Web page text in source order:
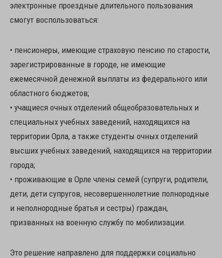
электронные проездные длительного пользования
смогут воспользоваться:
• пенсионеры, имеющие страховую пенсию по старости,
зарегистрированные в городе, не имеющие
ежемесячной денежной выплаты из федерального или
областного бюджетов;
• учащиеся очных отделений общеобразовательных и
специальных учебных заведений, находящихся на
территории Орла, а также студенты очных отделений
высших учебных заведений, находящихся на территории
города;
• проживающие в Орле члены семей (супруги, родители,
дети, дети супругов, несовершеннолетние полнородные
и неполнородные братья и сестры) граждан,
призванных на военную службу по мобилизации.
Это решение направлено для поддержки социально